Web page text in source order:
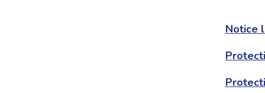
Notice